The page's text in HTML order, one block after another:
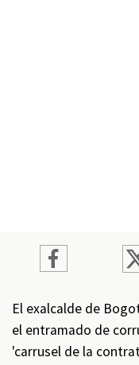
El exalcalde de
el entramado de
'carrusel de la